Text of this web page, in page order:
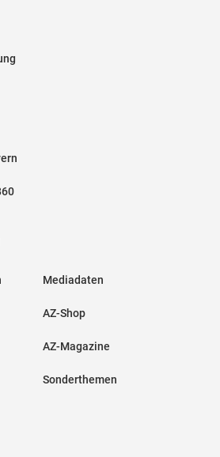
Mediadaten
AZ-Shop
AZ-Magazine
Sonderthemen